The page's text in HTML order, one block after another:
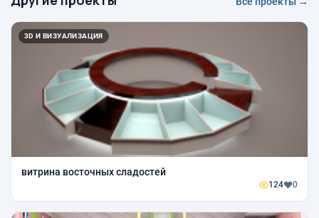
3D И ВИЗУАЛИЗАЦИЯ
витрина восточных сладостей
124 0